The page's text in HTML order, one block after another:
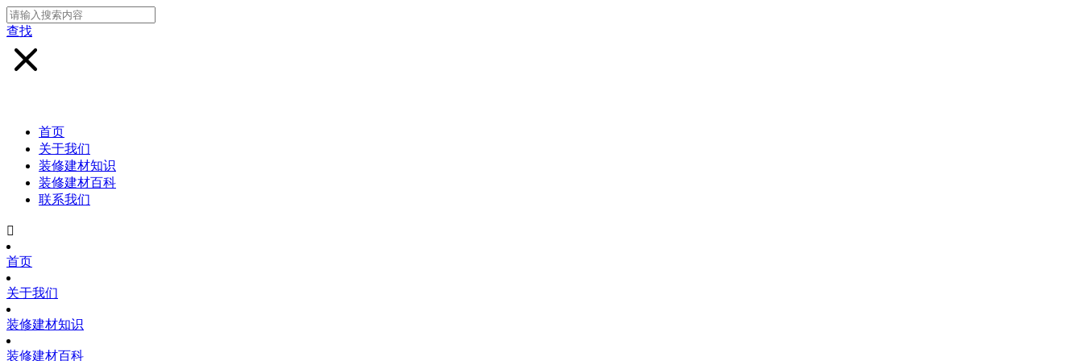
查找
首页
关于我们
装修建材知识
装修建材百科
联系我们

首页
关于我们
装修建材知识
装修建材百科